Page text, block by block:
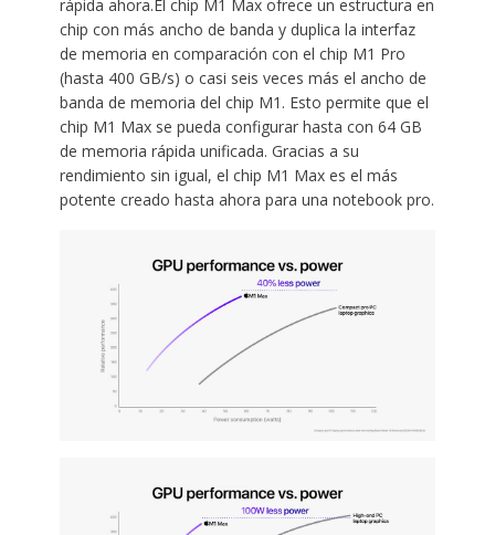
rápida ahora.El chip M1 Max ofrece un estructura en
chip con más ancho de banda y duplica la interfaz
de memoria en comparación con el chip M1 Pro
(hasta 400 GB/s) o casi seis veces más el ancho de
banda de memoria del chip M1. Esto permite que el
chip M1 Max se pueda configurar hasta con 64 GB
de memoria rápida unificada. Gracias a su
rendimiento sin igual, el chip M1 Max es el más
potente creado hasta ahora para una notebook pro.